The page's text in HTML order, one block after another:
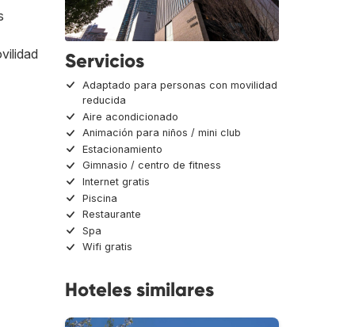
Servicios
Adaptado para personas con movilidad
reducida
Aire acondicionado
Animación para niños / mini club
Estacionamiento
Gimnasio / centro de fitness
Internet gratis
Piscina
Restaurante
Spa
Wifi gratis
Hoteles similares